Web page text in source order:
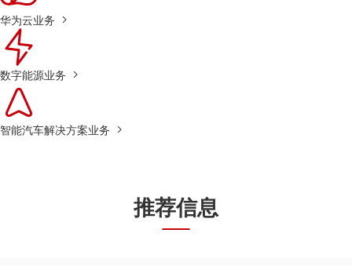
华为云业务
数字能源业务
智能汽车解决方案业务
推荐信息